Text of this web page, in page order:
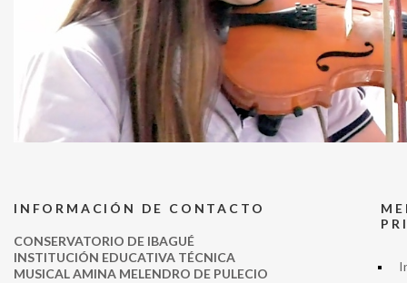
INFORMACIÓN DE CONTACTO
CONSERVATORIO DE IBAGUÉ
INSTITUCIÓN EDUCATIVA TÉCNICA
MUSICAL AMINA MELENDRO DE PULECIO